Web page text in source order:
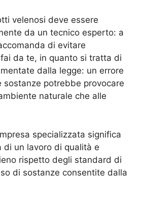
velenosi deve essere
da un tecnico esperto: a
di evitare
da te, in quanto si tratta di
dalla legge: un errore
sostanze potrebbe provocare
naturale che alle
specializzata significa
di un lavoro di qualità e
rispetto degli standard di
di sostanze consentite dalla